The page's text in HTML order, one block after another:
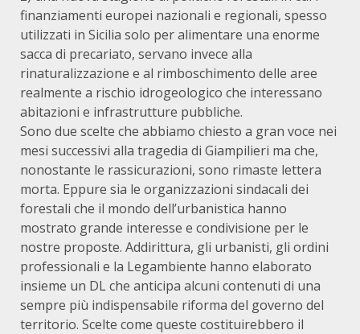
finanziamenti europei nazionali e regionali, spesso
utilizzati in Sicilia solo per alimentare una enorme
sacca di precariato, servano invece alla
rinaturalizzazione e al rimboschimento delle aree
realmente a rischio idrogeologico che interessano
abitazioni e infrastrutture pubbliche.
Sono due scelte che abbiamo chiesto a gran voce nei
mesi successivi alla tragedia di Giampilieri ma che,
nonostante le rassicurazioni, sono rimaste lettera
morta. Eppure sia le organizzazioni sindacali dei
forestali che il mondo dell’urbanistica hanno
mostrato grande interesse e condivisione per le
nostre proposte. Addirittura, gli urbanisti, gli ordini
professionali e la Legambiente hanno elaborato
insieme un DL che anticipa alcuni contenuti di una
sempre più indispensabile riforma del governo del
territorio. Scelte come queste costituirebbero il